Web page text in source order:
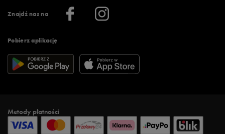
Znajdź nas na
Pobierz aplikację
Więcej regulaminów >
Informacje o firmie
Metody płatności